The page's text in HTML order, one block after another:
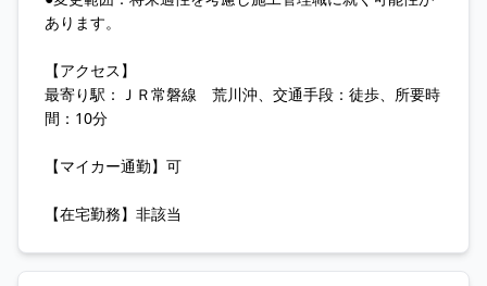
あります。
【アクセス】
最寄り駅：ＪＲ常磐線 荒川沖、交通手段：徒歩、所要時
間：10分
【マイカー通勤】可
【在宅勤務】非該当